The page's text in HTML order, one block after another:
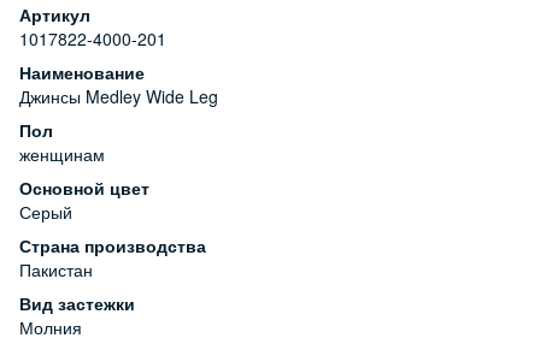
Артикул
1017822-4000-201
Наименование
Джинсы Medley Wide Leg
Пол
женщинам
Основной цвет
Серый
Страна производства
Пакистан
Вид застежки
Молния